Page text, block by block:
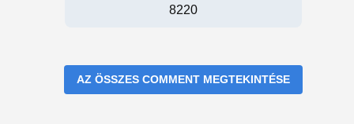
8220
AZ ÖSSZES COMMENT MEGTEKINTÉSE